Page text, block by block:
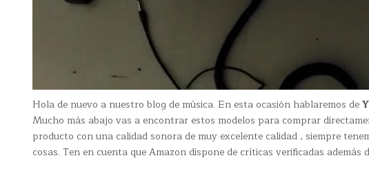
Hola de nuevo a nuestro blog de música. En esta ocasión hablaremos de
Mucho más abajo vas a encontrar estos modelos para comprar
producto con una calidad sonora de muy excelente calidad , siempre
cosas. Ten en cuenta que Amazon dispone de críticas verificadas además